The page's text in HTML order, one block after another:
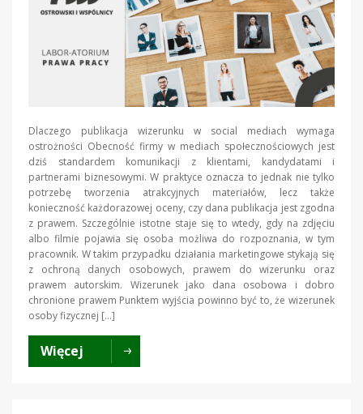
Dlaczego publikacja wizerunku w social mediach wymaga
ostrożności Obecność firmy w mediach społecznościowych jest
dziś standardem komunikacji z klientami, kandydatami i
partnerami biznesowymi. W praktyce oznacza to jednak nie tylko
potrzebę tworzenia atrakcyjnych materiałów, lecz także
konieczność każdorazowej oceny, czy dana publikacja jest zgodna
z prawem. Szczególnie istotne staje się to wtedy, gdy na zdjęciu
albo filmie pojawia się osoba możliwa do rozpoznania, w tym
pracownik. W takim przypadku działania marketingowe stykają się
z ochroną danych osobowych, prawem do wizerunku oraz
prawem autorskim. Wizerunek jako dana osobowa i dobro
chronione prawem Punktem wyjścia powinno być to, że wizerunek
osoby fizycznej […]
Więcej